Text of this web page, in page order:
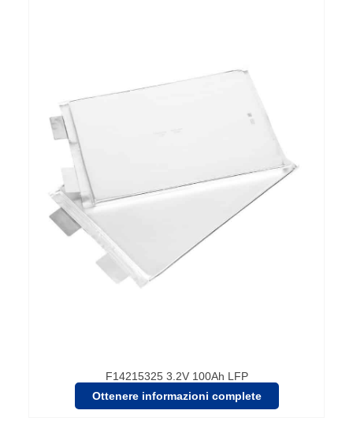
F14215325 3.2V 100Ah LFP
Ottenere informazioni complete